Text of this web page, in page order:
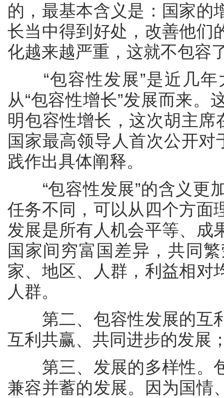
的，最基本含义是：国家的
长当中得到好处，改善他们
化越来越严重，这就不包容
“包容性发展”是近几年
从“包容性增长”发展而来
明包容性增长，这次胡主席
国家最高领导人首次公开对
践作出具体阐释。
“包容性发展”的含义更
任务不同，可以从四个方面
发展是所有人机会平等、成
国家间穷富国差异，共同
家、地区、人群，利益相对
人群。
第二、包容性发展的互
互利共赢、共同进步的发展
第三、发展的多样性。
兼容并蓄的发展。因为国情